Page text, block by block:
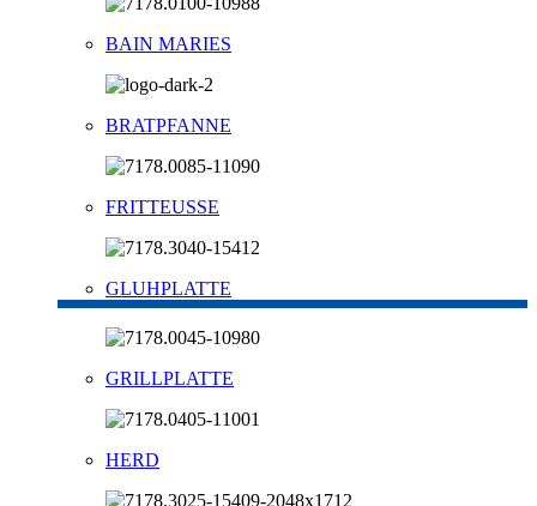
BAIN MARIES
BRATPFANNE
FRITTEUSSE
GLUHPLATTE
GRILLPLATTE
HERD